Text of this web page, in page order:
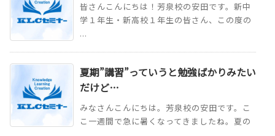
皆さんこんにちは！芳泉校の安田です。新中
学１年生・新高校１年生の皆さん、この度の
...
夏期”講習”っていうと勉強ばかりみたい
だけど…
みなさんこんにちは。芳泉校の安田です。こ
こ一週間で急に暑くなってきましたね。夏の